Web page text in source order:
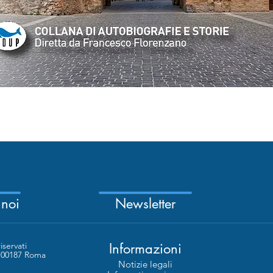
Newsletter
Roma
Informazioni
Notizie legali